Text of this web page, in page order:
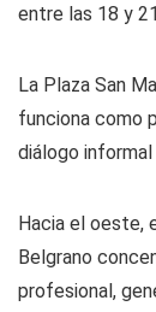
entre las 18 y
La Plaza San
funciona como
diálogo
Hacia el oeste,
Belgrano
profesional,